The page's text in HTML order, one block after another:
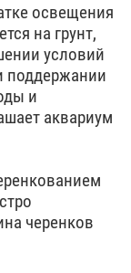
освещения
на грунт,
условий
поддержании
и
аквариум
черенков